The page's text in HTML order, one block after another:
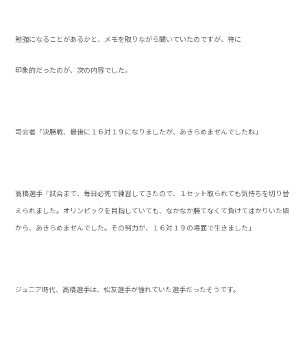
勉強になることがあるかと、メモを取りながら聞いていたのですが、特に
印象的だったのが、次の内容でした。
司会者「決勝戦、最後に１６対１９になりましたが、あきらめませんでしたね」
高橋選手「試合まで、毎日必死で練習してきたので、１セット取られても気持ちを切り替
えられました。オリンピックを目指していても、なかなか勝てなくて負けてばかりいた頃
から、あきらめませんでした。その努力が、１６対１９の場面で生きました」
ジュニア時代、高橋選手は、松友選手が憧れていた選手だったそうです。